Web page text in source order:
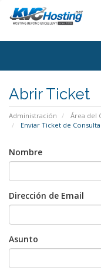
Abrir Ticket
Administración Área del
Enviar Ticket de Consulta
Nombre
Dirección de Email
Asunto